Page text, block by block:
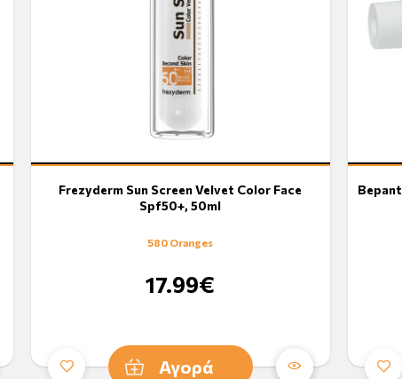
Frezyderm Sun Screen Velvet Color Face
Spf50+, 50ml
580 Oranges
17.99€
Αγορά